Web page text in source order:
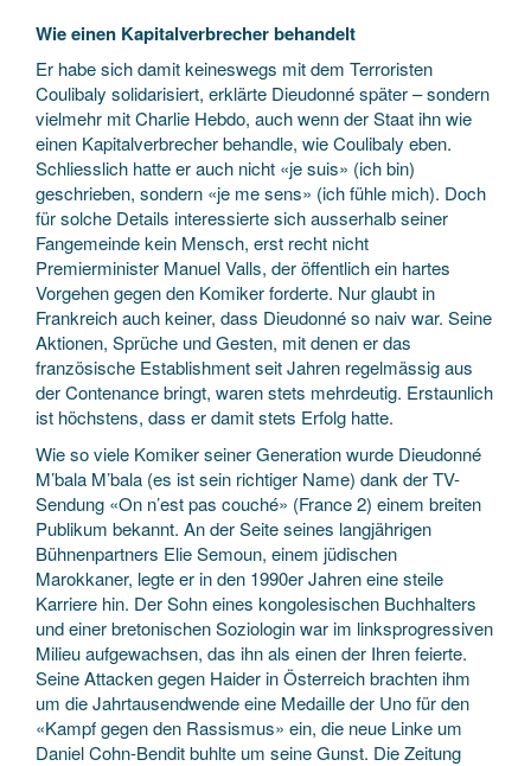
Wie einen Kapitalverbrecher behandelt
Er habe sich damit keineswegs mit dem Terroristen
Coulibaly solidarisiert, erklärte Dieudonné später – sondern
vielmehr mit Charlie Hebdo, auch wenn der Staat ihn wie
einen Kapitalverbrecher behandle, wie Coulibaly eben.
Schliesslich hatte er auch nicht «je suis» (ich bin)
geschrieben, sondern «je me sens» (ich fühle mich). Doch
für solche Details interessierte sich ausserhalb seiner
Fangemeinde kein Mensch, erst recht nicht
Premierminister Manuel Valls, der öffentlich ein hartes
Vorgehen gegen den Komiker forderte. Nur glaubt in
Frankreich auch keiner, dass Dieudonné so naiv war. Seine
Aktionen, Sprüche und Gesten, mit denen er das
französische Establishment seit Jahren regelmässig aus
der Contenance bringt, waren stets mehrdeutig. Erstaunlich
ist höchstens, dass er damit stets Erfolg hatte.
Wie so viele Komiker seiner Generation wurde Dieudonné
M’bala M’bala (es ist sein richtiger Name) dank der TV-
Sendung «On n’est pas couché» (France 2) einem breiten
Publikum bekannt. An der Seite seines langjährigen
Bühnenpartners Elie Semoun, einem jüdischen
Marokkaner, legte er in den 1990er Jahren eine steile
Karriere hin. Der Sohn eines kongolesischen Buchhalters
und einer bretonischen Soziologin war im linksprogressiven
Milieu aufgewachsen, das ihn als einen der Ihren feierte.
Seine Attacken gegen Haider in Österreich brachten ihm
um die Jahrtausendwende eine Medaille der Uno für den
«Kampf gegen den Rassismus» ein, die neue Linke um
Daniel Cohn-Bendit buhlte um seine Gunst. Die Zeitung